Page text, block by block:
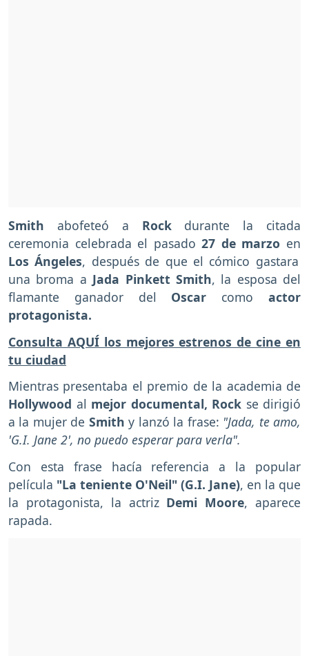
Smith abofeteó a Rock durante la citada
ceremonia celebrada el pasado27 de marzo en
Los Ángeles, después de que el cómico gastara
una broma a Jada Pinkett Smith, la esposa del
flamante ganador del Oscar comoactor
protagonista.
Consulta AQUÍ los mejores estrenos de cine en
tu ciudad
Mientras presentaba el premio de la academia de
Hollywood al mejor documental, Rock se dirigió
a la mujer de Smith y lanzó la frase: "Jada, te amo,
'G.I. Jane 2', no puedo esperar para verla".
Con esta frase hacía referencia a la popular
película "La teniente O'Neil" (G.I. Jane), en la que
la protagonista, la actriz Demi Moore, aparece
rapada.